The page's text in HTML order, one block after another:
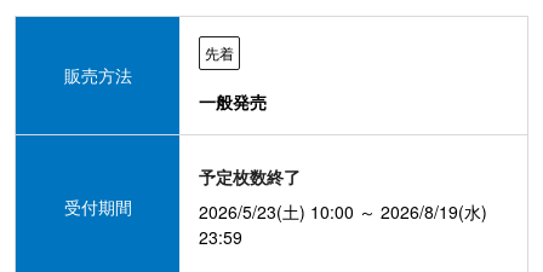
販売方法
先着
一般発売
受付期間
予定枚数終了
2026/5/23(土) 10:00 ～ 2026/8/19(水)
23:59